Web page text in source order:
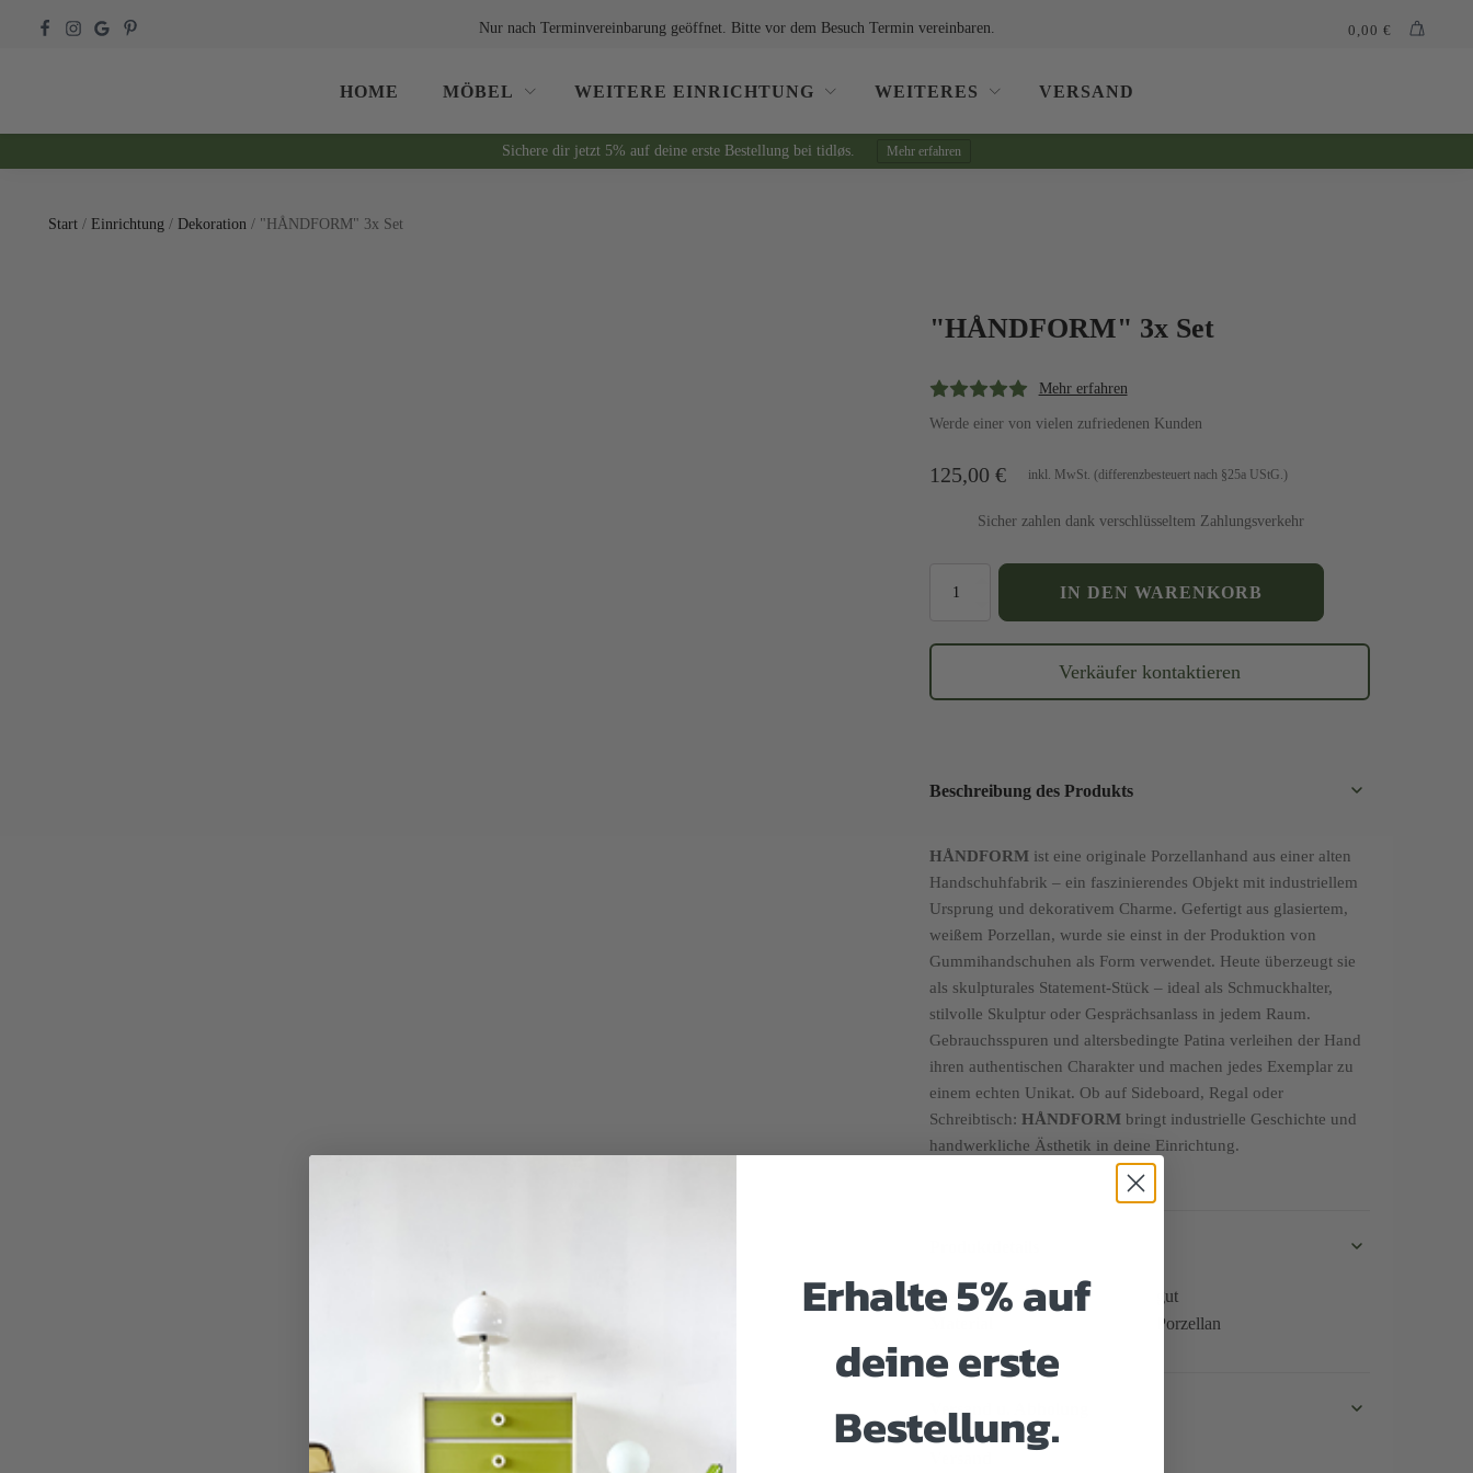
Nur nach Terminvereinbarung geöffnet. Bitte vor dem Besuch Termin vereinbaren. 0,00 €
HOME MÖBEL WEITERE EINRICHTUNG WEITERES VERSAND
Sichere dir jetzt 5% auf deine erste Bestellung bei tidløs. Mehr erfahren
Start / Einrichtung / Dekoration / "HÅNDFORM" 3x Set
"HÅNDFORM" 3x Set
Mehr erfahren
Werde einer von vielen zufriedenen Kunden
125,00 € inkl. MwSt. (differenzbesteuert nach §25a UStG.)
Sicher zahlen dank verschlüsseltem Zahlungsverkehr
Menge
IN DEN WARENKORB
Verkäufer kontaktieren
Beschreibung des Produkts
HÅNDFORMist eine originale Porzellanhand aus einer alten
Handschuhfabrik – ein faszinierendes Objekt mit industriellem
Ursprung und dekorativem Charme. Gefertigt aus glasiertem,
weißem Porzellan, wurde sie einst in der Produktion von
Gummihandschuhen als Form verwendet. Heute überzeugt sie
als skulpturales Statement-Stück – ideal als Schmuckhalter,
stilvolle Skulptur oder Gesprächsanlass in jedem Raum.
Gebrauchsspuren und altersbedingte Patina verleihen der Hand
ihren authentischen Charakter und machen jedes Exemplar zu
einem echten Unikat. Ob auf Sideboard, Regal oder
Schreibtisch: HÅNDFORMbringt industrielle Geschichte und
handwerkliche Ästhetik in deine Einrichtung.
Zustand
gut
Porzellan
Versand u. Abholung
Erhalte 5% auf
deine erste
Bestellung.